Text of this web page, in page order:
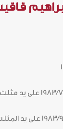
يد مثلث الرحمات المطران ياكوفوس